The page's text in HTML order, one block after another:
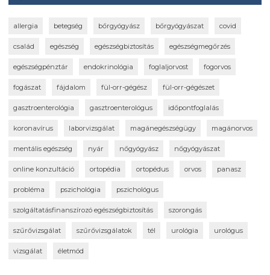
allergia betegség bőrgyógyász bőrgyógyászat covid
család egészség egészségbiztosítás egészségmegőrzés
egészségpénztár endokrinológia foglaljorvost fogorvos
fogászat fájdalom fül-orr-gégész fül-orr-gégészet
gasztroenterológia gasztroenterológus időpontfoglalás
koronavírus laborvizsgálat magánegészségügy magánorvos
mentális egészség nyár nőgyógyász nőgyógyászat
online konzultáció ortopédia ortopédus orvos panasz
probléma pszichológia pszichológus
szolgáltatásfinanszírozó egészségbiztosítás szorongás
szűrővizsgálat szűrővizsgálatok tél urológia urológus
vizsgálat életmód